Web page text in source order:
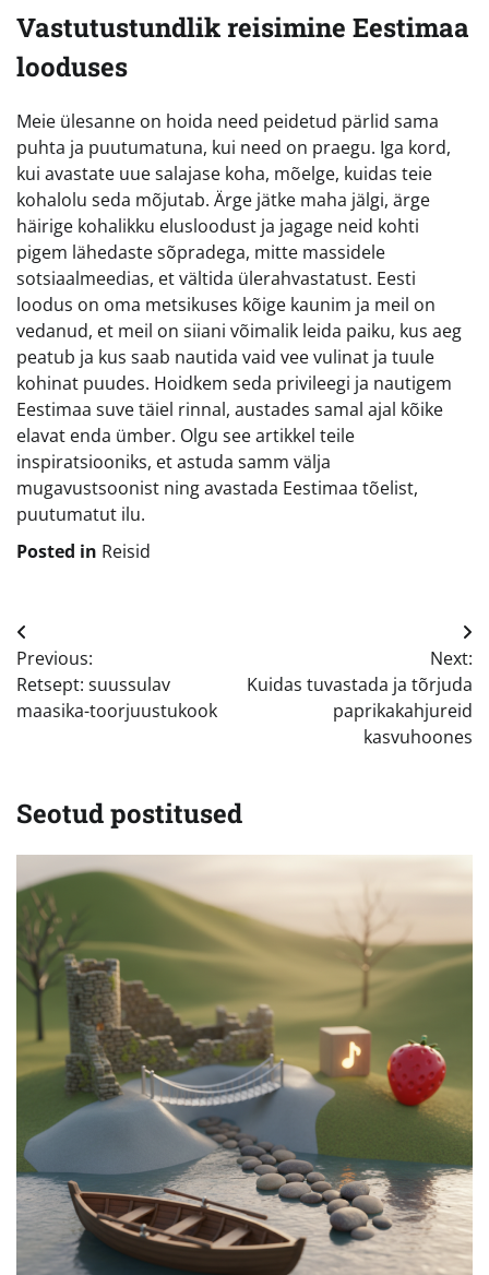
Vastutustundlik reisimine Eestimaa
looduses
Meie ülesanne on hoida need peidetud pärlid sama
puhta ja puutumatuna, kui need on praegu. Iga kord,
kui avastate uue salajase koha, mõelge, kuidas teie
kohalolu seda mõjutab. Ärge jätke maha jälgi, ärge
häirige kohalikku elusloodust ja jagage neid kohti
pigem lähedaste sõpradega, mitte massidele
sotsiaalmeedias, et vältida ülerahvastatust. Eesti
loodus on oma metsikuses kõige kaunim ja meil on
vedanud, et meil on siiani võimalik leida paiku, kus aeg
peatub ja kus saab nautida vaid vee vulinat ja tuule
kohinat puudes. Hoidkem seda privileegi ja nautigem
Eestimaa suve täiel rinnal, austades samal ajal kõike
elavat enda ümber. Olgu see artikkel teile
inspiratsiooniks, et astuda samm välja
mugavustsoonist ning avastada Eestimaa tõelist,
puutumatut ilu.
Posted in Reisid
Navigeerimine
Previous:
Retsept: suussulav
maasika-toorjuustukook
Next:
Kuidas tuvastada ja tõrjuda
paprikakahjureid
kasvuhoones
Seotud postitused